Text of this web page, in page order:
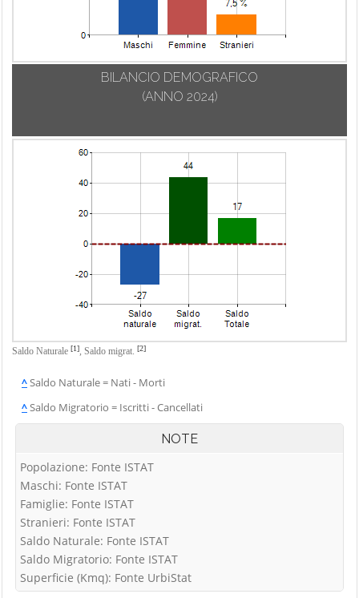
BILANCIO DEMOGRAFICO
(ANNO 2024)
Saldo Naturale [1], Saldo migrat. [2]
^Saldo Naturale = Nati - Morti
^Saldo Migratorio = Iscritti - Cancellati
NOTE
Popolazione: Fonte ISTAT
Maschi: Fonte ISTAT
Famiglie: Fonte ISTAT
Stranieri: Fonte ISTAT
Saldo Naturale: Fonte ISTAT
Saldo Migratorio: Fonte ISTAT
Superficie (Kmq): Fonte UrbiStat